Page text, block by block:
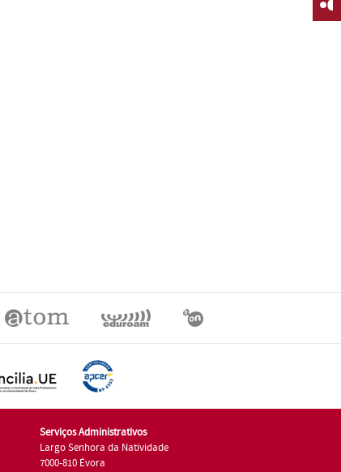
Serviços Administrativos
Largo Senhora da Natividade
7000-810 Évora